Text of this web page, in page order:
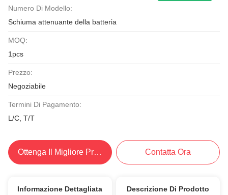
Numero Di Modello:
Schiuma attenuante della batteria
MOQ:
1pcs
Prezzo:
Negoziabile
Termini Di Pagamento:
L/C, T/T
Ottenga Il Migliore Prezzo Contatta Ora
Informazione Dettagliata Descrizione Di Prodotto